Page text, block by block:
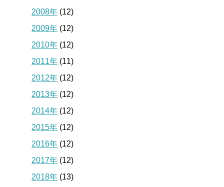
2008年 (12)
2009年 (12)
2010年 (12)
2011年 (11)
2012年 (12)
2013年 (12)
2014年 (12)
2015年 (12)
2016年 (12)
2017年 (12)
2018年 (13)